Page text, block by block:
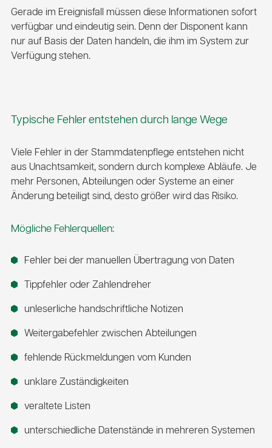
Gerade im Ereignisfall müssen diese Informationen sofort
verfügbar und eindeutig sein. Denn der Disponent kann
nur auf Basis der Daten handeln, die ihm im System zur
Verfügung stehen.
Typische Fehler entstehen durch lange Wege
Viele Fehler in der Stammdatenpflege entstehen nicht
aus Unachtsamkeit, sondern durch komplexe Abläufe. Je
mehr Personen, Abteilungen oder Systeme an einer
Änderung beteiligt sind, desto größer wird das Risiko.
Mögliche Fehlerquellen:
Fehler bei der manuellen Übertragung von Daten
Tippfehler oder Zahlendreher
unleserliche handschriftliche Notizen
Weitergabefehler zwischen Abteilungen
fehlende Rückmeldungen vom Kunden
unklare Zuständigkeiten
veraltete Listen
unterschiedliche Datenstände in mehreren Systemen